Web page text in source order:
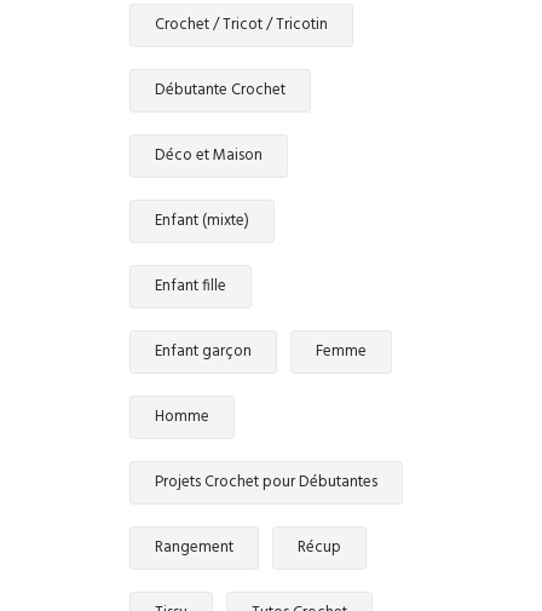
Crochet / Tricot / Tricotin
Débutante Crochet
Déco et Maison
Enfant (mixte)
Enfant fille
Enfant garçon Femme
Homme
Projets Crochet pour Débutantes
Rangement Récup